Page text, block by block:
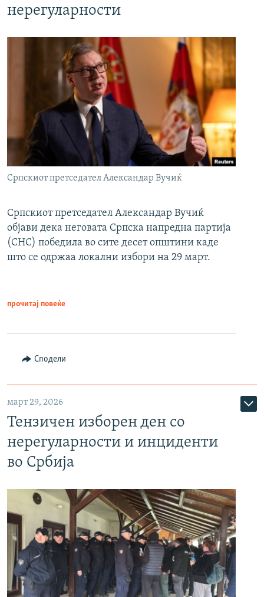
нерегуларности
Српскиот претседател Александар Вучиќ
Српскиот претседател Александар Вучиќ
објави дека неговата Српска напредна партија
(СНС) победила во сите десет општини каде
што се одржаа локални избори на 29 март.
прочитај повеќе
Сподели
март 29, 2026
Тензичен изборен ден со
нерегуларности и инциденти
во Србија